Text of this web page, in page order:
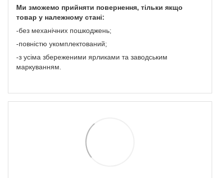
Ми зможемо прийняти повернення, тільки якщо
товар у належному стані:
-без механічних пошкоджень;
-повністю укомплектований;
-з усіма збереженими ярликами та заводським
маркуванням.